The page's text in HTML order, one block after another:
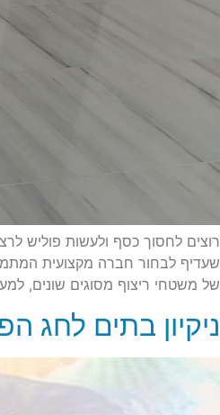
רוצים לחסוך כסף ולעשות פוליש
שעדיף לבחור חברה מקצועית
של משטחי ריצוף מסוגים שונים,
ניקיון בתים לחג